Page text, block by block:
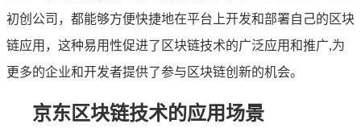
初创公司，都能够方便快捷地在平台上开发和部署自己的区块
链应用，这种易用性促进了区块链技术的广泛应用和推广,为
更多的企业和开发者提供了参与区块链创新的机会。
京东区块链技术的应用场景